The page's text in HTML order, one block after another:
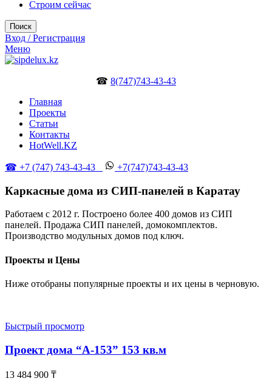
Строим сейчас
Поиск
Вход / Регистрация
Меню
☎ 8(747)743-43-43
Главная
Проекты
Статьи
Контакты
HotWell.KZ
☎ +7 (747) 743-43-43 +7(747)743-43-43
Каркасные дома из СИП-панелей в Каратау
Работаем с 2012 г. Построено более 400 домов из СИП
панелей. Продажа СИП панелей, домокомплектов.
Производство модульных домов под ключ.
Проекты и Цены
Ниже отобраны популярные проекты и их цены в черновую.
Быстрый просмотр
Проект дома “А-153” 153 кв.м
13 484 900 ₸